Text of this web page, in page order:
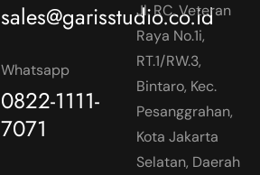
sales@garisstudio.co.id
Whatsapp
0822-1111-
7071
Jl. RC. Veteran
Raya No.1i,
RT.1/RW.3,
Bintaro, Kec.
Pesanggrahan,
Kota Jakarta
Selatan, Daerah